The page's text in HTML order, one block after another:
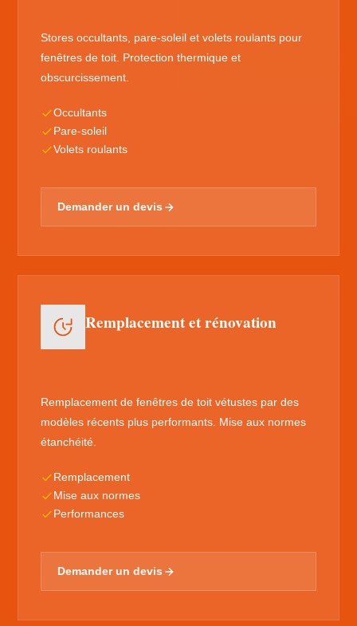
Stores occultants, pare-soleil et volets roulants pour
fenêtres de toit. Protection thermique et
obscurcissement.
Occultants
Pare-soleil
Volets roulants
Demander un devis
Remplacement et rénovation
Remplacement de fenêtres de toit vétustes par des
modèles récents plus performants. Mise aux normes
étanchéité.
Remplacement
Mise aux normes
Performances
Demander un devis